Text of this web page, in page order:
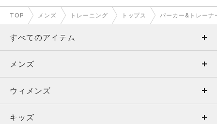
TOP メンズ トレーニング トップス パーカー&トレーナ
すべてのアイテム
メンズ
ウィメンズ
キッズ
メンズ
トップス
ボトムス
ウィメンズ
トップス
キッズ